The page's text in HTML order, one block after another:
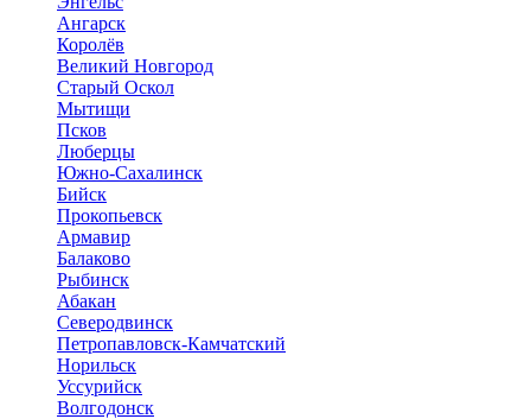
Ангарск
Королёв
Великий Новгород
Старый Оскол
Мытищи
Псков
Люберцы
Южно-Сахалинск
Бийск
Прокопьевск
Армавир
Балаково
Рыбинск
Абакан
Северодвинск
Петропавловск-Камчатский
Норильск
Уссурийск
Волгодонск